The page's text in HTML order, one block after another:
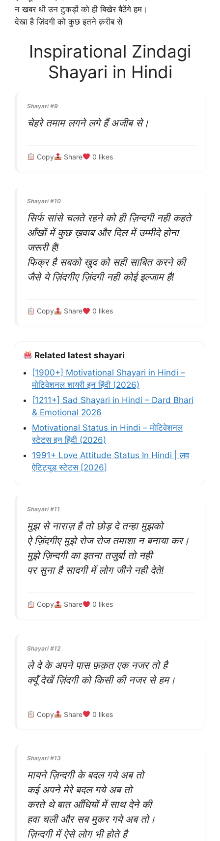
न खबर थी उन टुकड़ों को ही बिखेर बैठेंगे हम।
देखा है ज़िंदगी को कुछ इतने क़रीब से
Inspirational Zindagi
Shayari in Hindi
Shayari #9
चेहरे तमाम लगने लगे हैं अजीब से।
Copy Share 0 likes
Shayari #10
सिर्फ सांसे चलते रहने को ही ज़िन्दगी नही कहते
आँखों में कुछ ख़वाब और दिल में उम्मीदे होना
जरूरी है!
फिक्र है सबको खुद को सही साबित करने की
जैसे ये ज़िंदगीए ज़िंदगी नही कोई इल्जाम है!
Copy Share 0 likes
Related latest shayari
[1900+] Motivational Shayari in Hindi –
मोटिवेशनल शायरी इन हिंदी (2026)
[1211+] Sad Shayari in Hindi – Dard Bhari
& Emotional 2026
Motivational Status in Hindi – मोटिवेशनल
स्टेटस इन हिंदी (2026)
1991+ Love Attitude Status In Hindi | लव
ऐटिट्यूड स्टेटस [2026]
Shayari #11
मुझ से नाराज़ है तो छोड़ दे तन्हा मुझको
ऐ ज़िंदगीए मुझे रोज रोज तमाशा न बनाया कर।
मुझे ज़िन्दगी का इतना तजुर्बा तो नही
पर सुना है सादगी में लोग जीने नही देते!
Copy Share 0 likes
Shayari #12
ले दे के अपने पास फ़क़त एक नजर तो है
क्यूँ देखें ज़िंदगी को किसी की नजर से हम।
Copy Share 0 likes
Shayari #13
मायने ज़िन्दगी के बदल गये अब तो
कई अपने मेरे बदल गये अब तो
करते थे बात आँधियों में साथ देने की
हवा चली और सब मुकर गये अब तो।
ज़िन्दगी में ऐसे लोग भी होते है